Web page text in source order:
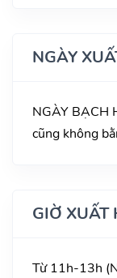
NGÀY
NGÀY BẠCH
cũng không
GIỜ XUẤT
Từ 11h-13h